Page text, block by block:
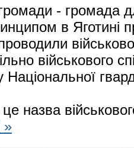
- громада
в Яготині
військового
Національної
назва
»